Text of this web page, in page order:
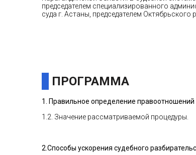
председателем специализированного
суда г. Астаны, председателем Октябрьского
ПРОГРАММА
1.
Правильное определение
1.2. Значение рассматриваемой процедуры.
2. Способы ускорения судебного